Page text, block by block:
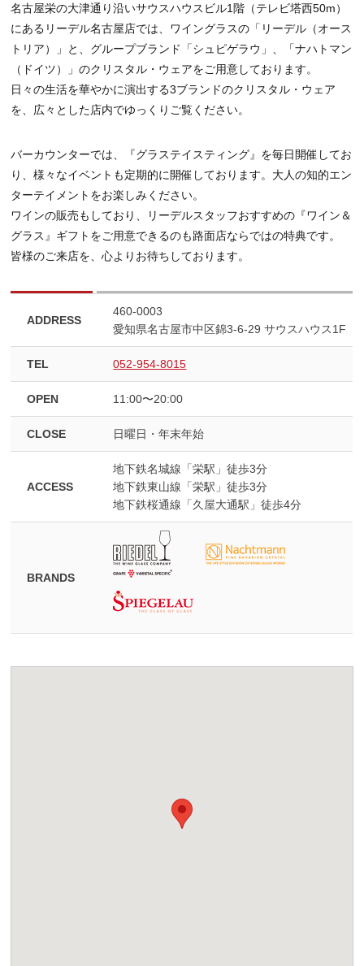
名古屋栄の大津通り沿いサウスハウスビル1階（テレビ塔西50m）
にあるリーデル名古屋店では、ワイングラスの「リーデル（オース
トリア）」と、グループブランド「シュピゲラウ」、「ナハトマン
（ドイツ）」のクリスタル・ウェアをご用意しております。
日々の生活を華やかに演出する3ブランドのクリスタル・ウェア
を、広々とした店内でゆっくりご覧ください。
バーカウンターでは、『グラステイスティング』を毎日開催してお
り、様々なイベントも定期的に開催しております。大人の知的エン
ターテイメントをお楽しみください。
ワインの販売もしており、リーデルスタッフおすすめの『ワイン＆
グラス』ギフトをご用意できるのも路面店ならではの特典です。
皆様のご来店を、心よりお待ちしております。
ADDRESS
460-0003
愛知県名古屋市中区錦3-6-29 サウスハウス1F
TEL 052-954-8015
OPEN 11:00〜20:00
CLOSE 日曜日・年末年始
ACCESS
地下鉄名城線「栄駅」徒歩3分
地下鉄東山線「栄駅」徒歩3分
地下鉄桜通線「久屋大通駅」徒歩4分
BRANDS